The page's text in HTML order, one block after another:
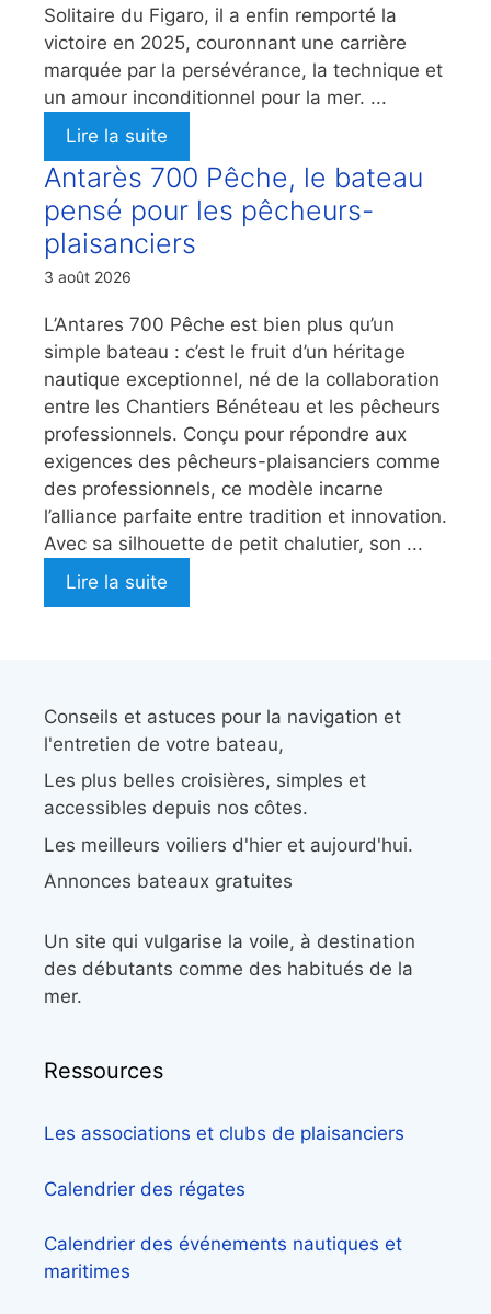
Solitaire du Figaro, il a enfin remporté la
victoire en 2025, couronnant une carrière
marquée par la persévérance, la technique et
un amour inconditionnel pour la mer. ...
Lire la suite
Antarès 700 Pêche, le bateau
pensé pour les pêcheurs-
plaisanciers
3 août 2026
L’Antares 700 Pêche est bien plus qu’un
simple bateau : c’est le fruit d’un héritage
nautique exceptionnel, né de la collaboration
entre les Chantiers Bénéteau et les pêcheurs
professionnels. Conçu pour répondre aux
exigences des pêcheurs-plaisanciers comme
des professionnels, ce modèle incarne
l’alliance parfaite entre tradition et innovation.
Avec sa silhouette de petit chalutier, son ...
Lire la suite
Conseils et astuces pour la navigation et
l'entretien de votre bateau,
Les plus belles croisières, simples et
accessibles depuis nos côtes.
Les meilleurs voiliers d'hier et aujourd'hui.
Annonces bateaux gratuites
Un site qui vulgarise la voile, à destination
des débutants comme des habitués de la
mer.
Ressources
Les associations et clubs de plaisanciers
Calendrier des régates
Calendrier des événements nautiques et
maritimes